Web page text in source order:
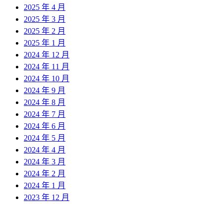
2025 年 4 月
2025 年 3 月
2025 年 2 月
2025 年 1 月
2024 年 12 月
2024 年 11 月
2024 年 10 月
2024 年 9 月
2024 年 8 月
2024 年 7 月
2024 年 6 月
2024 年 5 月
2024 年 4 月
2024 年 3 月
2024 年 2 月
2024 年 1 月
2023 年 12 月